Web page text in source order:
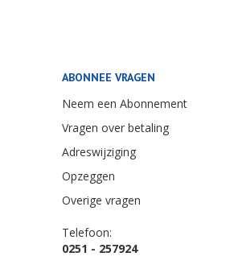
ABONNEE VRAGEN
Neem een Abonnement
Vragen over betaling
Adreswijziging
Opzeggen
Overige vragen
Telefoon:
0251 - 257924